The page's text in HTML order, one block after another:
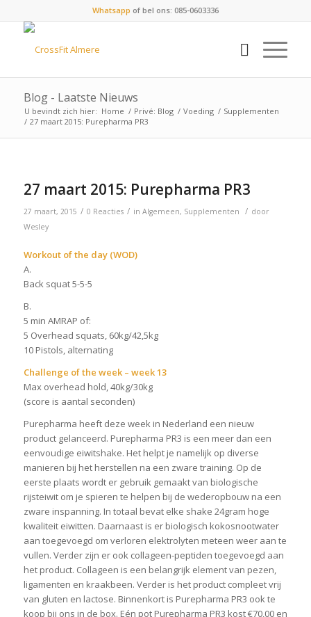
Whatsapp of bel ons: 085-0603336
Blog - Laatste Nieuws
U bevindt zich hier: Home / Privé: Blog / Voeding / Supplementen
/ 27 maart 2015: Purepharma PR3
27 maart 2015: Purepharma PR3
27 maart, 2015 / 0 Reacties / in Algemeen, Supplementen / door
Wesley
Workout of the day (WOD)
A.
Back squat 5-5-5
B.
5 min AMRAP of:
5 Overhead squats, 60kg/42,5kg
10 Pistols, alternating
Challenge of the week – week 13
Max overhead hold, 40kg/30kg
(score is aantal seconden)
Purepharma heeft deze week in Nederland een nieuw
product gelanceerd. Purepharma PR3 is een meer dan een
eenvoudige eiwitshake. Het helpt je namelijk op diverse
manieren bij het herstellen na een zware training. Op de
eerste plaats wordt er gebruik gemaakt van biologische
rijsteiwit om je spieren te helpen bij de wederopbouw na een
zware inspanning. In totaal bevat elke shake 24gram hoge
kwaliteit eiwitten. Daarnaast is er biologisch kokosnootwater
aan toegevoegd om verloren elektrolyten meteen weer aan te
vullen. Verder zijn er ook collageen-peptiden toegevoegd aan
het product. Collageen is een belangrijk element van pezen,
ligamenten en kraakbeen. Verder is het product compleet vrij
van gluten en lactose. Binnenkort is Purepharma PR3 ook te
koop bij ons in de box. Eén pot Purepharma PR3 kost €70,00 en